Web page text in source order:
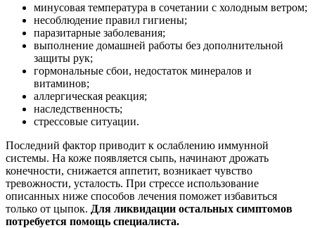
минусовая температура в сочетании с холодным ветром;
несоблюдение правил гигиены;
паразитарные заболевания;
выполнение домашней работы без дополнительной
защиты рук;
гормональные сбои, недостаток минералов и
витаминов;
аллергическая реакция;
наследственность;
стрессовые ситуации.
Последний фактор приводит к ослаблению иммунной
системы. На коже появляется сыпь, начинают дрожать
конечности, снижается аппетит, возникает чувство
тревожности, усталость. При стрессе использование
описанных ниже способов лечения поможет избавиться
только от цыпок. Для ликвидации остальных симптомов
потребуется помощь специалиста.